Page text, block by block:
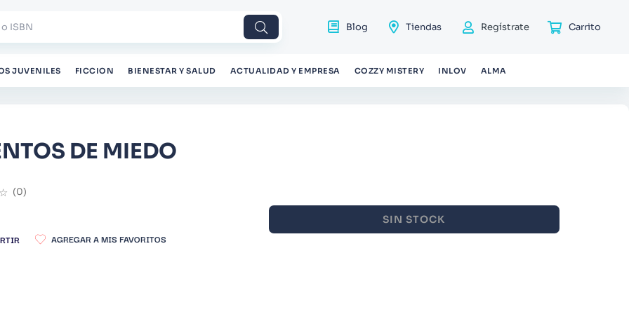
Blog Tiendas Regístrate
JUVENILES FICCION BIENESTAR Y SALUD ACTUALIDAD Y EMPRESA COZZY MISTERY INLOV ALMA
DE MIEDO
☆ (0)
SIN STOCK